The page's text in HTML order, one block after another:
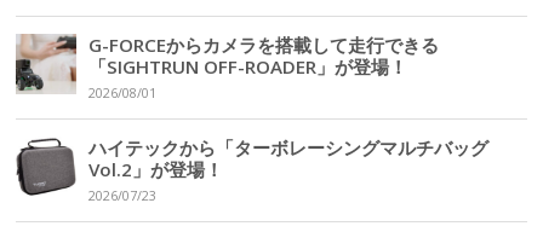
G-FORCEからカメラを搭載して走行できる
「SIGHTRUN OFF-ROADER」が登場！
2026/08/01
ハイテックから「ターボレーシングマルチバッグ
Vol.2」が登場！
2026/07/23